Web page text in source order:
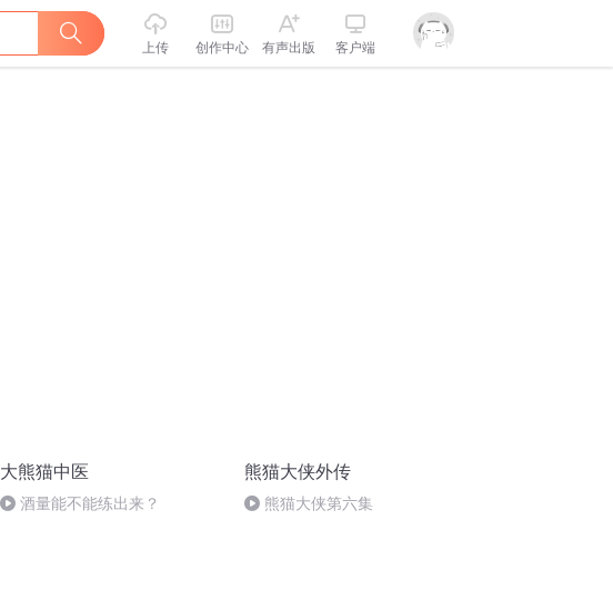
上传 创作中心 有声出版 客户端
大熊猫中医
酒量能不能练出来？
熊猫大侠外传
熊猫大侠第六集